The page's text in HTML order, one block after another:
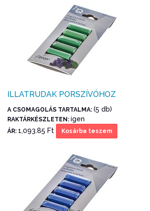
ILLATRUDAK PORSZÍVÓHOZ
A CSOMAGOLÁS TARTALMA: (5 db)
RAKTÁRKÉSZLETEN: igen
ÁR: 1,093.85 Ft Kosárba teszem